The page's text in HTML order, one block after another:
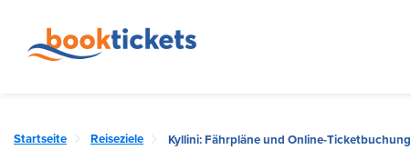
Startseite Reiseziele Kyllini: Fährpläne und Online-Ticketbuchung